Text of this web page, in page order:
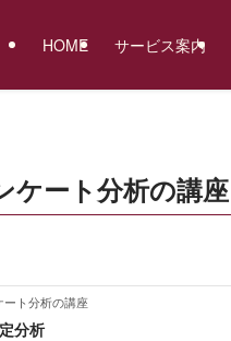
HOME サービス案内
ケート分析の講座
ート分析の講座
分析